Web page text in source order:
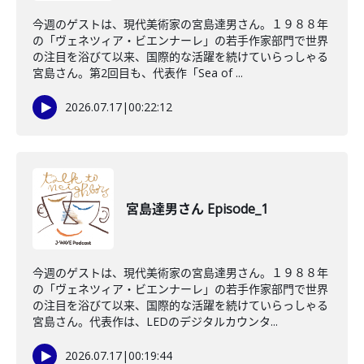
今週のゲストは、現代美術家の宮島達男さん。１９８８年
の「ヴェネツィア・ビエンナーレ」の若手作家部門で世界
の注目を浴びて以来、国際的な活躍を続けていらっしゃる
宮島さん。第2回目も、代表作「Sea of ...
2026.07.17|00:22:12
宮島達男さん Episode_1
今週のゲストは、現代美術家の宮島達男さん。１９８８年
の「ヴェネツィア・ビエンナーレ」の若手作家部門で世界
の注目を浴びて以来、国際的な活躍を続けていらっしゃる
宮島さん。代表作は、LEDのデジタルカウンタ...
2026.07.17|00:19:44